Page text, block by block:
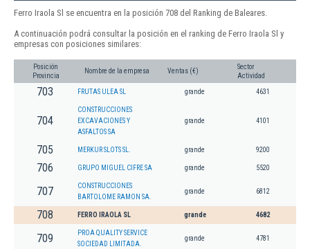
Ferro Iraola Sl se encuentra en la posición 708 del Ranking de Baleares.
A continuación podrá consultar la posición en el ranking de Ferro Iraola Sl y
empresas con posiciones similares:
Posición
Provincia
Nombre de la empresa Ventas (€)
Sector
Actividad
703 FRUTAS ULEA SL grande 4631
704
CONSTRUCCIONES
EXCAVACIONES Y
ASFALTOS SA
grande 4101
705 MERKUR SLOTS SL. grande 9200
706 GRUPO MIGUEL CIFRE SA grande 5520
707
CONSTRUCCIONES
BARTOLOME RAMON SA.
grande 6812
708 FERRO IRAOLA SL grande 4682
709
PROA QUALITY SERVICE
SOCIEDAD LIMITADA.
grande 4781